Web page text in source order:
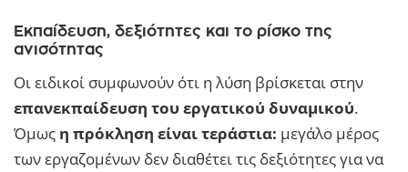
Εκπαίδευση, δεξιότητες και το ρίσκο της
ανισότητας
Οι ειδικοί συμφωνούν ότι η λύση βρίσκεται στην
επανεκπαίδευση του εργατικού δυναμικού.
Όμως η πρόκληση είναι τεράστια: μεγάλο μέρος
των εργαζομένων δεν διαθέτει τις δεξιότητες για να